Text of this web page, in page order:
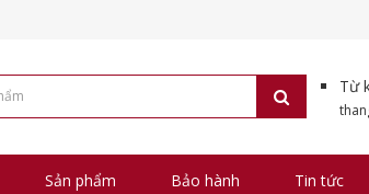
Từ
Sản phẩm Bảo hành Tin tức